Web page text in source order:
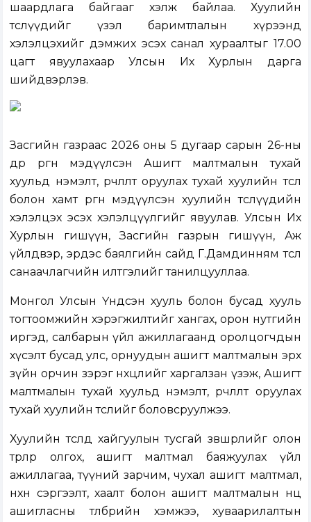
шаардлага байгааг хэлж байлаа. Хуулийн
төслүүдийг үзэл баримтлалын хүрээнд
хэлэлцэхийг дэмжих эсэх санал хураалтыг 17.00
цагт явуулахаар Улсын Их Хурлын дарга
шийдвэрлэв.
Засгийн газраас 2026 оны 5 дугаар сарын 26-ны
өдөр өргөн мэдүүлсэнАшигт малтмалын тухай
хуульд нэмэлт, өөрчлөлт оруулах тухай хуулийн төсөл
болон хамт өргөн мэдүүлсэн хуулийн төслүүдийн
хэлэлцэх эсэх хэлэлцүүлгийг явуулав. Улсын Их
Хурлын гишүүн, Засгийн газрын гишүүн, Аж
үйлдвэр, эрдэс баялгийн сайд Г.Дамдинням төсөл
санаачлагчийн илтгэлийг танилцууллаа.
Монгол Улсын Үндсэн хууль болон бусад хууль
тогтоомжийн хэрэгжилтийг хангах, орон нутгийн
иргэд, салбарын үйл ажиллагаанд оролцогчдын
хүсэлт бусад улс, орнуудын ашигт малтмалын эрх
зүйн орчин зэрэг нөхцөлийг харгалзан үзэж, Ашигт
малтмалын тухай хуульд нэмэлт, өөрчлөлт оруулах
тухай хуулийн төслийг боловсруулжээ.
Хуулийн төсөлд хайгуулын тусгай зөвшөөрлийг олон
төрлөөр олгох, ашигт малтмал баяжуулах үйл
ажиллагаа, түүний зарчим, чухал ашигт малтмал,
нөхөн сэргээлт, хаалт болон ашигт малтмалын нөөц
ашигласны төлбөрийн хэмжээ, хуваарилалтын